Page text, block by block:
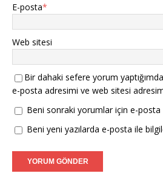
E-posta*
Web sitesi
Bir dahaki sefere yorum
e-posta adresimi ve web sitesi
Beni sonraki yorumlar için e-posta
Beni yeni yazılarda e-posta ile